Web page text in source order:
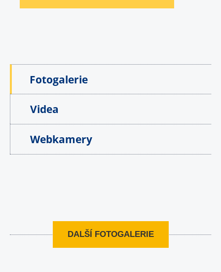
Fotogalerie
Videa
Webkamery
DALŠÍ FOTOGALERIE